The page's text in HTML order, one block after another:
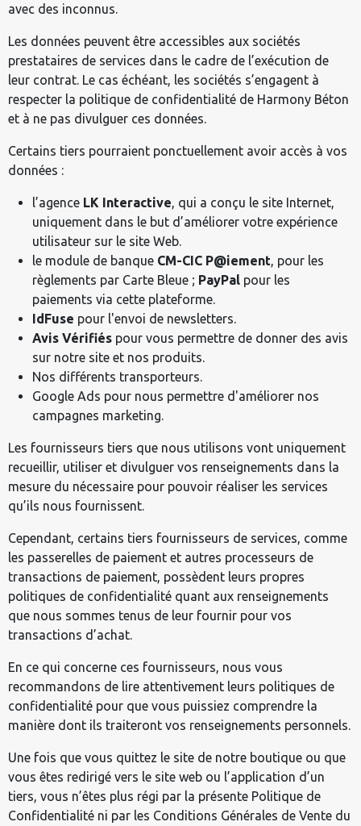
avec des inconnus.
Les données peuvent être accessibles aux sociétés
prestataires de services dans le cadre de l’exécution de
leur contrat. Le cas échéant, les sociétés s’engagent à
respecter la politique de confidentialité de Harmony Béton
et à ne pas divulguer ces données.
Certains tiers pourraient ponctuellement avoir accès à vos
données :
l’agence LK Interactive , qui a conçu le site Internet,
uniquement dans le but d’améliorer votre expérience
utilisateur sur le site Web.
le module de banque CM-CIC P@iement , pour les
règlements par Carte Bleue ; PayPal pour les
paiements via cette plateforme.
IdFuse pour l'envoi de newsletters.
Avis Vérifiés pour vous permettre de donner des avis
sur notre site et nos produits.
Nos différents transporteurs.
Google Ads pour nous permettre d'améliorer nos
campagnes marketing.
Les fournisseurs tiers que nous utilisons vont uniquement
recueillir, utiliser et divulguer vos renseignements dans la
mesure du nécessaire pour pouvoir réaliser les services
qu’ils nous fournissent.
Cependant, certains tiers fournisseurs de services, comme
les passerelles de paiement et autres processeurs de
transactions de paiement, possèdent leurs propres
politiques de confidentialité quant aux renseignements
que nous sommes tenus de leur fournir pour vos
transactions d’achat.
En ce qui concerne ces fournisseurs, nous vous
recommandons de lire attentivement leurs politiques de
confidentialité pour que vous puissiez comprendre la
manière dont ils traiteront vos renseignements personnels.
Une fois que vous quittez le site de notre boutique ou que
vous êtes redirigé vers le site web ou l’application d’un
tiers, vous n’êtes plus régi par la présente Politique de
Confidentialité ni par les Conditions Générales de Vente du